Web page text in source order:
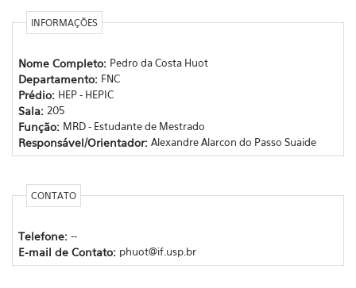
INFORMAÇÕES
Nome Completo: Pedro da Costa Huot
Departamento: FNC
Prédio: HEP - HEPIC
Sala: 205
Função: MRD - Estudante de Mestrado
Responsável/Orientador: Alexandre Alarcon do Passo Suaide
CONTATO
Telefone: --
E-mail de Contato: phuot@if.usp.br